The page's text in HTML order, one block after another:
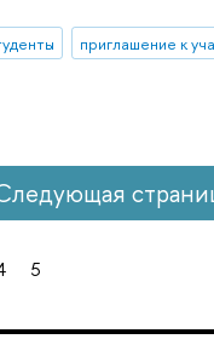
приглашение к
5